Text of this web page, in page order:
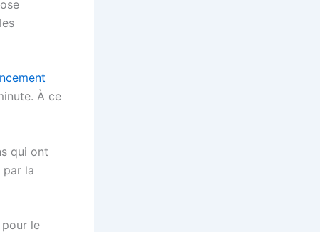
À ce
qui ont
par la
le